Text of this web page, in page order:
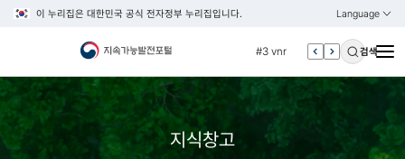
이 누리집은 대한민국 공식 전자정부 누리집입니다. Language
열기
KOREAN
ENGLISH
#3 vnr
#4 관세
#5 esg
#6 빈곤
검색
지식창고